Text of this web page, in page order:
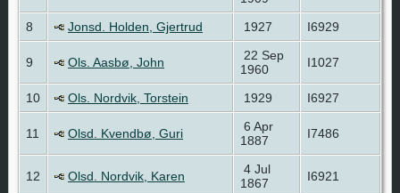
8 Jonsd. Holden, Gjertrud 1927 I6929
9 Ols. Aasbø, John
22 Sep
1960
I1027
10 Ols. Nordvik, Torstein 1929 I6927
11 Olsd. Kvendbø, Guri
6 Apr
1887
I7486
12 Olsd. Nordvik, Karen
4 Jul
1867
I6921